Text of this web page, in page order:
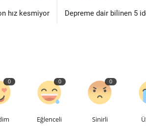
hız kesmiyor Depreme dair bilinen 5
0 0
Eğlenceli
0
Sinirli